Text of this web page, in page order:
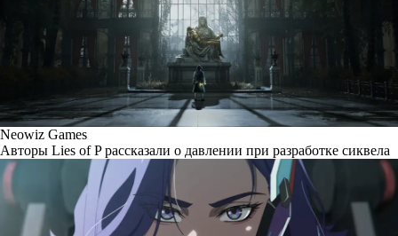
Neowiz Games
Авторы Lies of P рассказали о давлении при разработке сиквела